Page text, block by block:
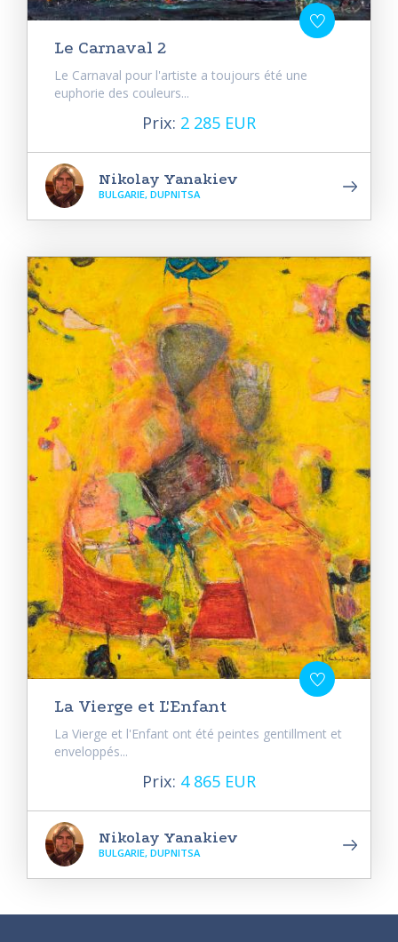
Le Carnaval 2
Le Carnaval pour l'artiste a toujours été une
euphorie des couleurs...
Prix: 2 285 EUR
Nikolay Yanakiev
BULGARIE, DUPNITSA
La Vierge et L'Enfant
La Vierge et l'Enfant ont été peintes gentillment et
enveloppés...
Prix: 4 865 EUR
Nikolay Yanakiev
BULGARIE, DUPNITSA